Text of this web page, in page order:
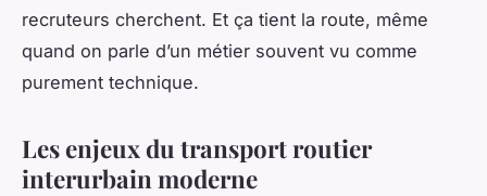
recruteurs cherchent. Et ça tient la route, même
quand on parle d’un métier souvent vu comme
purement technique.
Les enjeux du transport routier
interurbain moderne